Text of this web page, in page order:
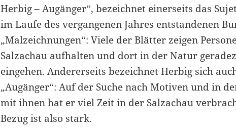
Herbig – Augänger“, bezeichnet einerseits das
im Laufe des vergangenen Jahres entstandenen
„Malzeichnungen“: Viele der Blätter zeigen
Salzachau aufhalten und dort in der Natur
eingehen. Andererseits bezeichnet Herbig sich
„Augänger“: Auf der Suche nach Motiven und in
mit ihnen hat er viel Zeit in der Salzachau
Bezug ist also stark.